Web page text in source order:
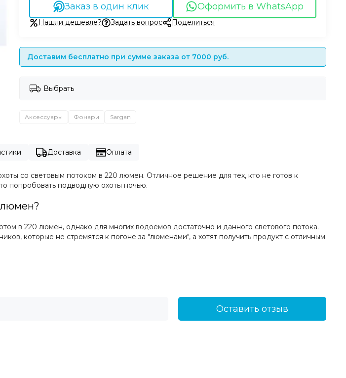
Заказ в один клик
Оформить в WhatsApp
Нашли дешевле? Задать вопрос Поделиться
Доставим бесплатно при сумме заказа от 7000 руб.
Выбрать
Аксессуары Фонари Sargan
Доставка Оплата
со световым потоком в 220 люмен. Отличное решение для тех, кто не готов к
попробовать подводную охоты ночью.
в 220 люмен, однако для многих водоемов достаточно и данного светового потока.
которые не стремятся к погоне за "люменами", а хотят получить продукт с отличным
Оставить отзыв